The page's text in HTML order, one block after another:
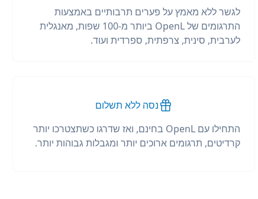
לגשר ללא מאמץ על פערים תרבותיים באמצעות
התרגומים של OpenL ביותר מ-100 שפות, מאנגלית
לערבית, סינית, צרפתית, ספרדית ועוד.
נסה ללא תשלום
התחילו עם OpenL בחינם, ואז שדרגו כשתצטרכו יותר
קרדיטים, תרגומים ארוכים יותר ומגבלות גבוהות יותר.